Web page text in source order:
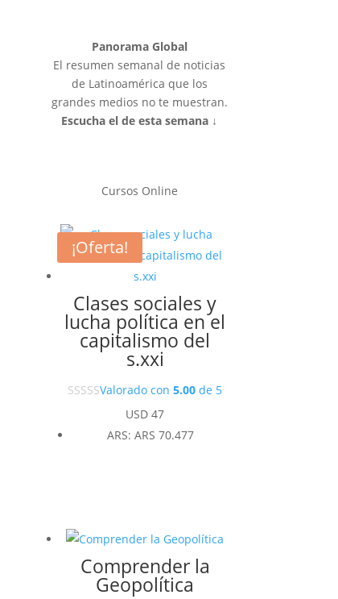
Panorama Global
El resumen semanal de noticias
de Latinoamérica que los
grandes medios no te muestran.
Escucha el de esta semana ↓
Cursos Online
Clases sociales y
lucha política en el
capitalismo del
s.xxi
Valorado con5.00 de 5
USD 47
ARS:ARS 70.477
Comprender la
Geopolítica
¡Oferta!